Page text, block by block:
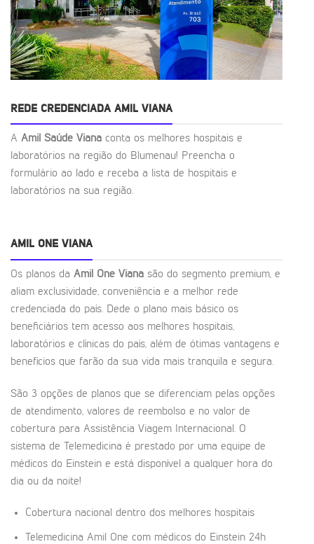
REDE CREDENCIADA AMIL VIANA
A Amil Saúde Viana conta os melhores hospitais e
laboratórios na região do Blumenau! Preencha o
formulário ao lado e receba a lista de hospitais e
laboratórios na sua região.
AMIL ONE VIANA
Os planos da Amil One Viana são do segmento premium, e
aliam exclusividade, conveniência e a melhor rede
credenciada do país. Dede o plano mais básico os
beneficiários tem acesso aos melhores hospitais,
laboratórios e clínicas do país, além de ótimas vantagens e
benefícios que farão da sua vida mais tranquila e segura.
São 3 opções de planos que se diferenciam pelas opções
de atendimento, valores de reembolso e no valor de
cobertura para Assistência Viagem Internacional. O
sistema de Telemedicina é prestado por uma equipe de
médicos do Einstein e está disponível a qualquer hora do
dia ou da noite!
Cobertura nacional dentro dos melhores hospitais
Telemedicina Amil One com médicos do Einstein 24h